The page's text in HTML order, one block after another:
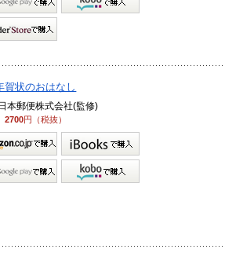
賀状のおはなし
本郵便株式会社(監修)
2700円（税抜）